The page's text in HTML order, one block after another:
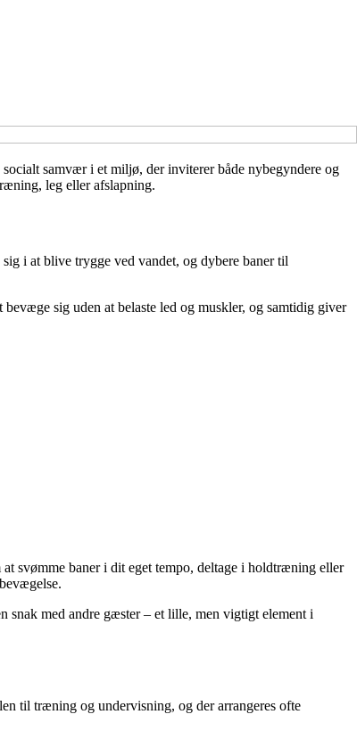
samvær i et miljø, der inviterer både nybegyndere og
leg eller afslapning.
i at blive trygge ved vandet, og dybere baner til
sig uden at belaste led og muskler, og samtidig giver
svømme baner i dit eget tempo, deltage i holdtræning eller
snak med andre gæster – et lille, men vigtigt element i
til træning og undervisning, og der arrangeres ofte